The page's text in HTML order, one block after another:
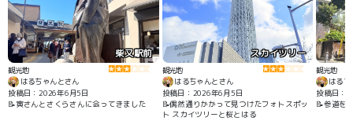
柴又駅前
観光地
はるちゃんとさん
投稿日：2026年6月5日
📝寅さんとさくらさんに会ってきました
スカイツリー
観光地
はるちゃんとさん
投稿日：2026年6月5日
📝偶然通りかかって見つけたフォトスポッ
ト スカイツリーと桜とはる
観光地
はる
投稿日：
📝参道を